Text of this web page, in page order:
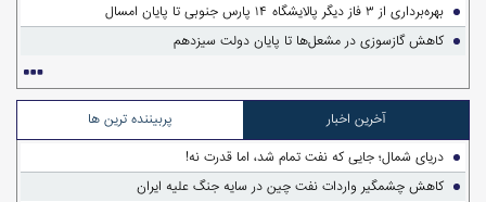
بهره‌برداری از ۳ فاز دیگر پالایشگاه ۱۴ پارس جنوبی تا پایان امسال
کاهش گازسوزی در مشعل‌ها تا پایان دولت سیزدهم
آخرین اخبار
پربیننده ترین ها
دریای شمال؛ جایی که نفت تمام شد، اما قدرت نه!
کاهش چشمگیر واردات نفت چین در سایه جنگ علیه ایران